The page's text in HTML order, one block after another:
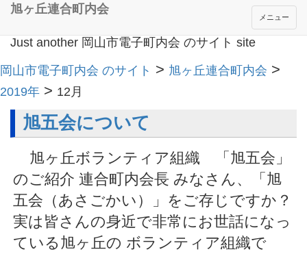
Just another 岡山市電子町内会 のサイト site
メニュー
旭ヶ丘連合町内会
岡山市電子町内会 のサイト > 旭ヶ丘連合町内会 >
2019年 > 12月
旭五会について
旭ヶ丘ボランティア組織 「旭五会」
のご紹介 連合町内会長 みなさん、「旭
五会（あさごかい）」をご存じですか？
実は皆さんの身近で非常にお世話になっ
ている旭ヶ丘の ボランティア組織で